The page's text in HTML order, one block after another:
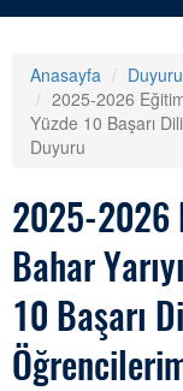
Anasayfa
2025-2026
Yüzde 10 Başarı
Duyuru
2025-2026
Bahar
10 Başarı